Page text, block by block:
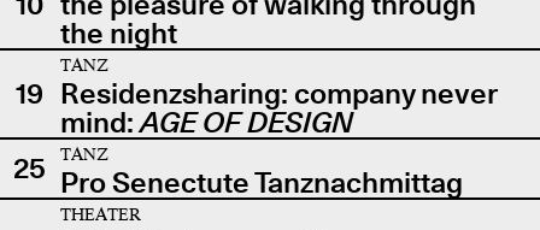
the night
19
TANZ
Residenzsharing: company never
mind:AGE OF DESIGN
25
TANZ
Pro Senectute Tanznachmittag
THEATER